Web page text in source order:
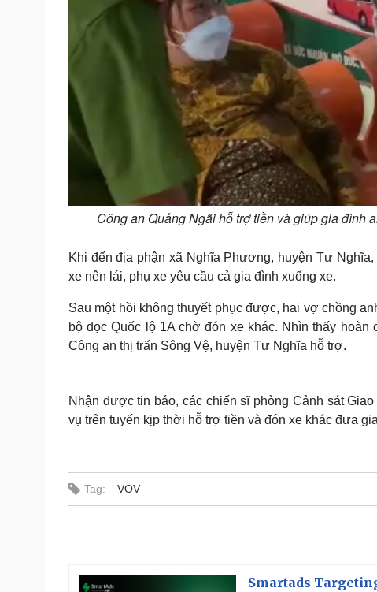
Công an Quảng Ngãi hỗ trợ tiền và giúp gia đình
Khi đến địa phận xã Nghĩa Phương, huyện Tư
xe nên lái, phụ xe yêu cầu cả gia đình xuống xe.
Sau một hồi không thuyết phục được, hai vợ chồng
bộ dọc Quốc lộ 1A chờ đón xe khác. Nhìn thấy
Công an thị trấn Sông Vệ, huyện Tư Nghĩa hỗ trợ.
Nhận được tin báo, các chiến sĩ phòng Cảnh sát
vụ trên tuyến kịp thời hỗ trợ tiền và đón xe khác đưa
Tag: VOV
Smartads